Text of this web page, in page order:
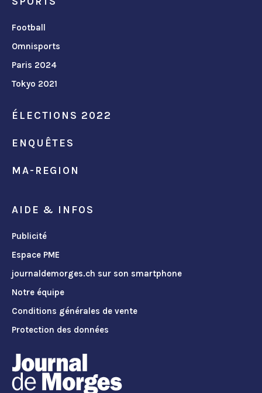
Football
Omnisports
Paris 2024
Tokyo 2021
ÉLECTIONS 2022
ENQUÊTES
MA-REGION
AIDE & INFOS
Publicité
Espace PME
journaldemorges.ch sur son smartphone
Notre équipe
Conditions générales de vente
Protection des données